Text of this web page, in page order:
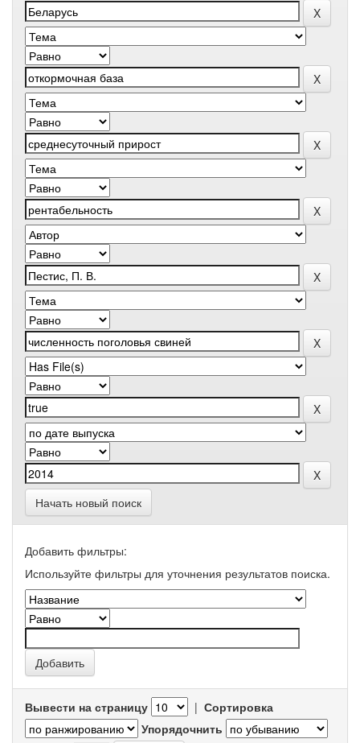
Начать новый поиск
Добавить фильтры:
Используйте фильтры для уточнения результатов поиска.
Вывести на страницу | Сортировка
Упорядочнить